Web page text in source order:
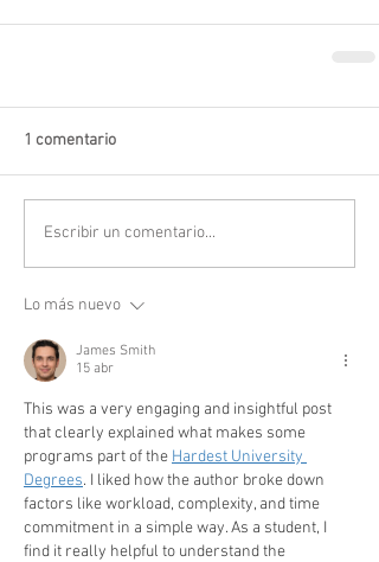
1 comentario
Escribir un comentario...
Lo más nuevo
James Smith
15 abr
This was a very engaging and insightful post
that clearly explained what makes some
programs part of the Hardest University
Degrees. I liked how the author broke down
factors like workload, complexity, and time
commitment in a simple way. As a student, I
find it really helpful to understand the